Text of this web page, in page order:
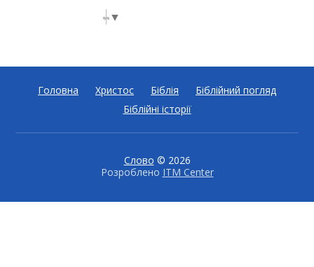
Select Language ▼
Головна Христос Біблія
Біблійний погляд
Біблійні історії
Слово © 2026
Розроблено ITM Center